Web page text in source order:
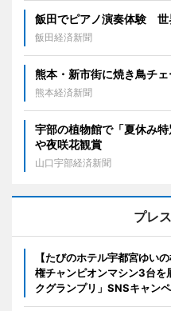
飯田でピアノ演奏体験 世
飯田経済新聞
熊本・新市街に焼き鳥チ
熊本経済新聞
宇部の植物館で「夏休み
や夜咲花観賞
山口宇部経済新聞
プレ
【たびのホテル宇都宮ゆい
権チャンピオンマシン3台を
クグランプリ」SNSキャン